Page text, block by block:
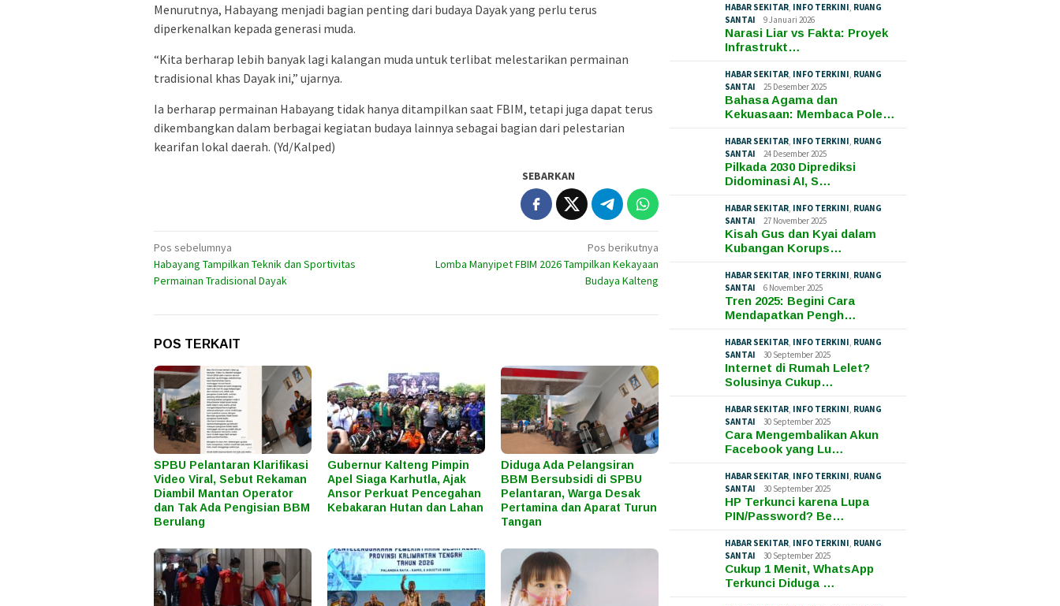
Menurutnya, Habayang menjadi bagian penting dari budaya Dayak yang perlu terus
diperkenalkan kepada generasi muda.
“Kita berharap lebih banyak lagi kalangan muda untuk terlibat melestarikan permainan
tradisional khas Dayak ini,” ujarnya.
Ia berharap permainan Habayang tidak hanya ditampilkan saat FBIM, tetapi juga dapat terus
dikembangkan dalam berbagai kegiatan budaya lainnya sebagai bagian dari pelestarian
kearifan lokal daerah. (Yd/Kalped)
SEBARKAN
Navigasi
pos
Pos sebelumnya
Habayang Tampilkan Teknik dan Sportivitas
Permainan Tradisional Dayak
Pos berikutnya
Lomba Manyipet FBIM 2026 Tampilkan Kekayaan
Budaya Kalteng
POS TERKAIT
SPBU Pelantaran Klarifikasi
Video Viral, Sebut Rekaman
Diambil Mantan Operator
dan Tak Ada Pengisian BBM
Berulang
Gubernur Kalteng Pimpin
Apel Siaga Karhutla, Ajak
Ansor Perkuat Pencegahan
Kebakaran Hutan dan Lahan
Diduga Ada Pelangsiran
BBM Bersubsidi di SPBU
Pelantaran, Warga Desak
Pertamina dan Aparat Turun
Tangan
HABAR SEKITAR INFO TERKINI RUANG
SANTAI
9 Januari 2026
Narasi Liar vs Fakta: Proyek
Infrastrukt…
HABAR SEKITAR INFO TERKINI RUANG
SANTAI
25 Desember 2025
Bahasa Agama dan
Kekuasaan: Membaca Pole…
HABAR SEKITAR INFO TERKINI RUANG
SANTAI
24 Desember 2025
Pilkada 2030 Diprediksi
Didominasi AI, S…
HABAR SEKITAR INFO TERKINI RUANG
SANTAI
27 November 2025
Kisah Gus dan Kyai dalam
Kubangan Korups…
HABAR SEKITAR INFO TERKINI RUANG
SANTAI
6 November 2025
Tren 2025: Begini Cara
Mendapatkan Pengh…
HABAR SEKITAR INFO TERKINI RUANG
SANTAI
30 September 2025
Internet di Rumah Lelet?
Solusinya Cukup…
HABAR SEKITAR INFO TERKINI RUANG
SANTAI
30 September 2025
Cara Mengembalikan Akun
Facebook yang Lu…
HABAR SEKITAR INFO TERKINI RUANG
SANTAI
30 September 2025
HP Terkunci karena Lupa
PIN/Password? Be…
HABAR SEKITAR INFO TERKINI RUANG
SANTAI
30 September 2025
Cukup 1 Menit, WhatsApp
Terkunci Diduga …